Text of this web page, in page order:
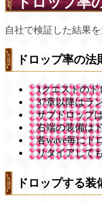
自社で検証した結果
ドロップ率の
1クエストの
37章以降はラ
サブドロップ
右端の装備は
各wave毎にド
リタイアして
ドロップする